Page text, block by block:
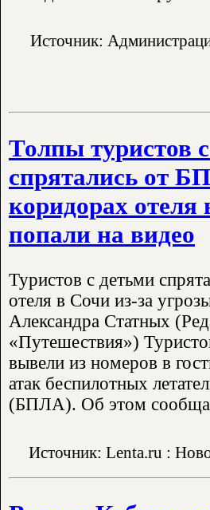
Источник:
Толпы туристов
спрятались от
коридорах отеля
попали на видео
Туристов с детьми
отеля в Сочи из-за
Александра Статных
«Путешествия»)
вывели из номеров в
атак беспилотных
(БПЛА). Об этом
Источник: Lenta.ru :